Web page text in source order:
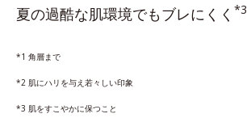
夏の過酷な肌環境でもブレにくく *3
*1 角層まで
*2 肌にハリを与え若々しい印象
*3 肌をすこやかに保つこと